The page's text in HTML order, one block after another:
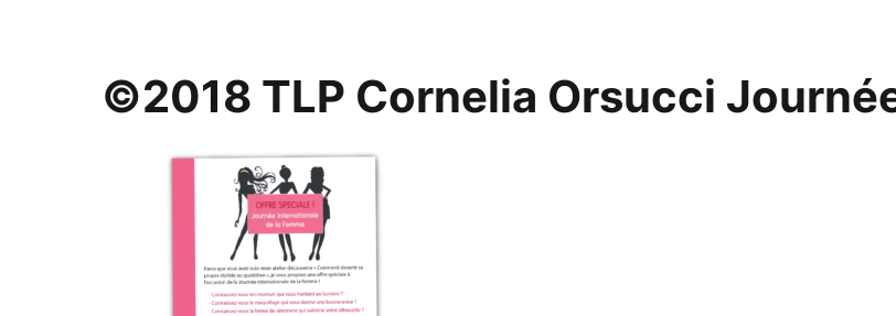
©2018 TLP Cornelia Orsucci